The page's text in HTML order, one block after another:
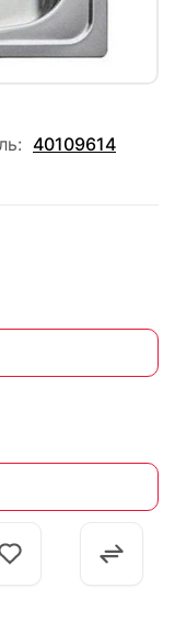
40109614